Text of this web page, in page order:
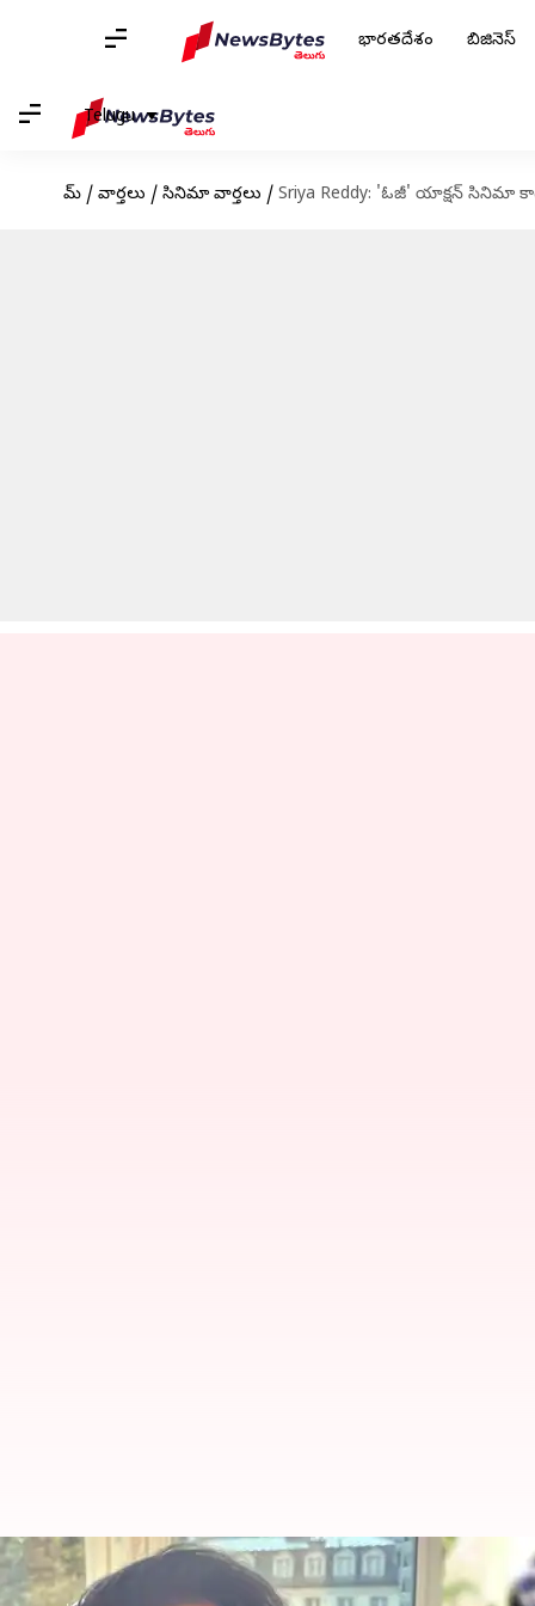
భారతదేశం బిజినెస్
Telugu
హోమ్ / వార్తలు / సినిమా వార్తలు / Sriya Reddy: 'ఓజీ' యాక్షన్ సినిమా
Sriya Reddy: 'ఓజీ' యాక్షన్ సినిమా